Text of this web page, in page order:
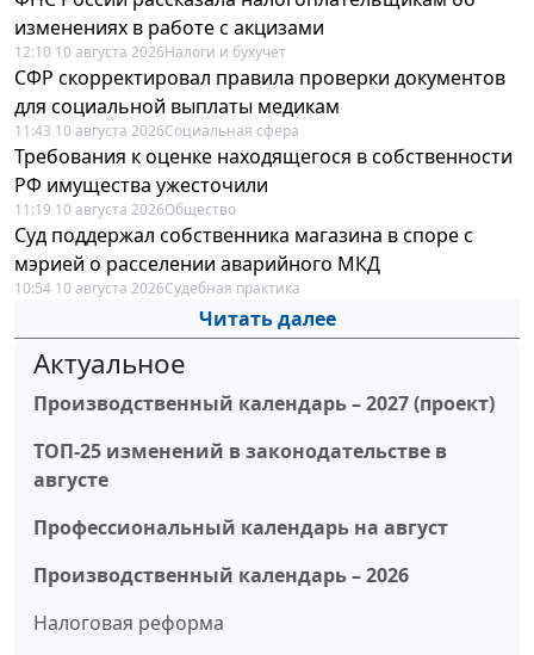
изменениях в работе с акцизами
12:10 10 августа 2026Налоги и бухучет
СФР скорректировал правила проверки документов
для социальной выплаты медикам
11:43 10 августа 2026Социальная сфера
Требования к оценке находящегося в собственности
РФ имущества ужесточили
11:19 10 августа 2026Общество
Суд поддержал собственника магазина в споре с
мэрией о расселении аварийного МКД
10:54 10 августа 2026Судебная практика
Читать далее
Актуальное
Производственный календарь – 2027 (проект)
ТОП-25 изменений в законодательстве в
августе
Профессиональный календарь на август
Производственный календарь – 2026
Налоговая реформа